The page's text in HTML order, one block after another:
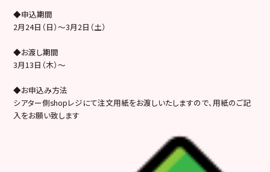
◆申込期間
2月24日（日）～3月2日（土）
◆お渡し期間
3月13日（木）～
◆お申込み方法
シアター側shopレジにて注文用紙をお渡しいたしますので、用紙のご記
入をお願い致します